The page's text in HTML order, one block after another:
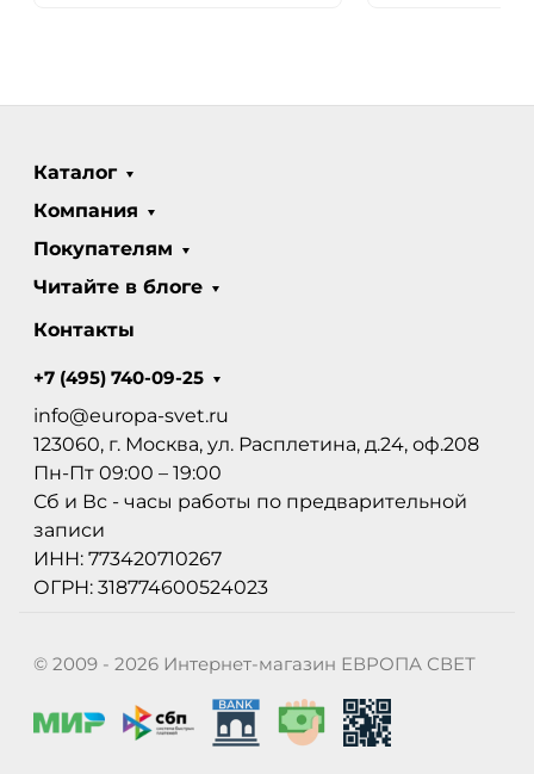
Каталог
Компания
Покупателям
Читайте в блоге
Контакты
+7 (495) 740-09-25
info@europa-svet.ru
123060, г. Москва, ул. Расплетина, д.24, оф.208
Пн-Пт 09:00 – 19:00
Сб и Вс - часы работы по предварительной
записи
ИНН: 773420710267
ОГРН: 318774600524023
© 2009 - 2026 Интернет-магазин ЕВРОПА СВЕТ